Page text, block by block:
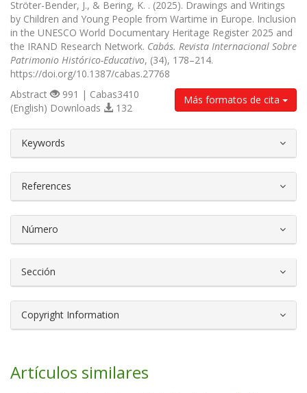
Ströter-Bender, J., & Bering, K. . (2025). Drawings and Writings
by Children and Young People from Wartime in Europe. Inclusion
in the UNESCO World Documentary Heritage Register 2025 and
the IRAND Research Network. Cabás. Revista Internacional Sobre
Patrimonio Histórico-Educativo, (34), 178–214.
https://doi.org/10.1387/cabas.27768
Más formatos de cita
Abstract
991 | Cabas3410
(English) Downloads
132
Keywords
References
Número
Sección
Copyright Information
Artículos similares